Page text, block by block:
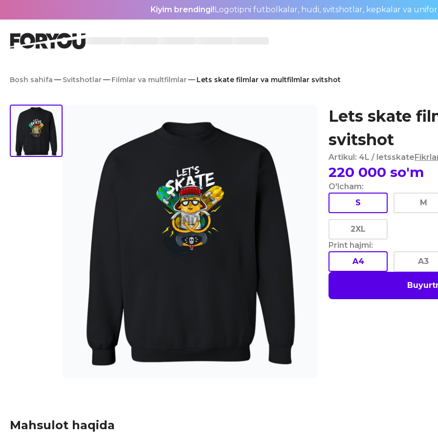
Kiyim brendingi!Logotipni futbolkalar, hudi, svitshotlar, kepkalar va
Bosh sahifa Svitshotlar Filmlar va multfilmlar Lets skate filmlar va multfilmlar svitshot
Lets skate
svitshot
Artikul: 4L / letsskate
220 000 so'm
O'lcham:
S
M
2XL
Print hajmi:
A4
A3
Mahsulot haqida